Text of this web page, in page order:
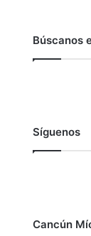
Búscanos
Síguenos
Cancún